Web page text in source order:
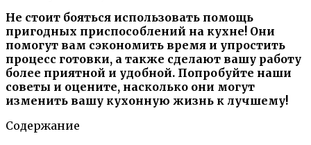
Не стоит бояться использовать помощь
пригодных приспособлений на кухне! Они
помогут вам сэкономить время и упростить
процесс готовки, а также сделают вашу работу
более приятной и удобной. Попробуйте наши
советы и оцените, насколько они могут
изменить вашу кухонную жизнь к лучшему!
Содержание